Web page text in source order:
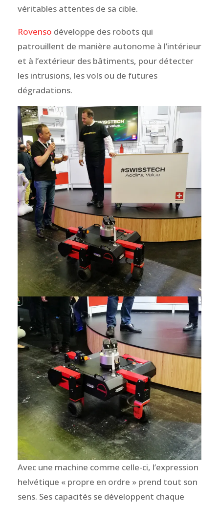
véritables attentes de sa cible.
Rovenso développe des robots qui
patrouillent de manière autonome à l’intérieur
et à l’extérieur des bâtiments, pour détecter
les intrusions, les vols ou de futures
dégradations.
Avec une machine comme celle-ci, l’expression
helvétique « propre en ordre » prend tout son
sens. Ses capacités se développent chaque